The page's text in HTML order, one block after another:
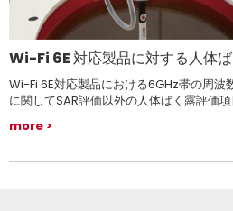
Wi-Fi 6E 対応製品に対する人体
Wi-Fi 6E対応製品における6GHz帯の周波
に関してSAR評価以外の人体ばく露評価項
more